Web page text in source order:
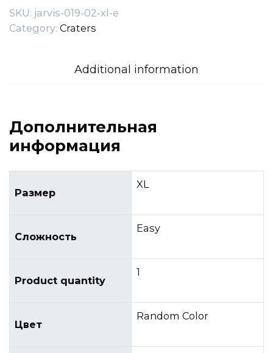
SKU: jarvis-019-02-xl-e
Category: Craters
Additional information
Дополнительная
информация
Размер
XL
Сложность
Easy
Product quantity
1
Цвет
Random Color